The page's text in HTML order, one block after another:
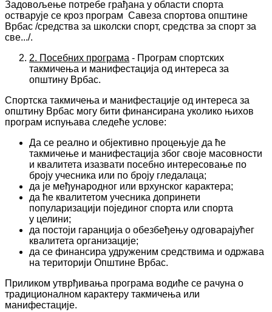
Задовољење потребе грађана у области спорта
остварује се кроз програм Савеза спортова општине
Врбас /средства за школски спорт, средства за спорт за
све.../.
2. Посебних програма - Програм спортских
такмичења и манифестација од интереса за
општину Врбас.
Спортска такмичења и манифестације од интереса за
општину Врбас могу бити финансирана уколико њихов
програм испуњава следеће услове:
Да се реално и објективно процењује да ће
такмичење и манифестација због своје масовности
и квалитета изазвати посебно интересовање по
броју учесника или по броју гледалаца;
да је међународног или врхунског карактера;
да ће квалитетом учесника допринети
популаризацији појединог спорта или спорта
у целини;
да постоји гаранција о обезбеђењу одговарајућег
квалитета организације;
да се финансира удруженим средствима и одржава
на територији Општине Врбас.
Приликом утврђивања програма водиће се рачуна о
традиционалном карактеру такмичења или
манифестације.